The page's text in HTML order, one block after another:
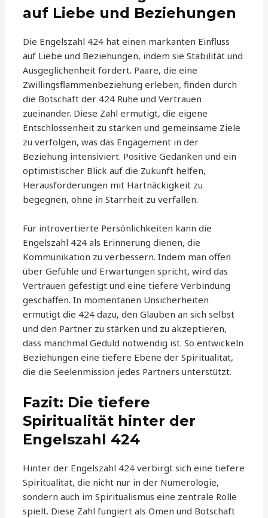
auf Liebe und Beziehungen
Die Engelszahl 424 hat einen markanten Einfluss
auf Liebe und Beziehungen, indem sie Stabilität und
Ausgeglichenheit fördert. Paare, die eine
Zwillingsflammenbeziehung erleben, finden durch
die Botschaft der 424 Ruhe und Vertrauen
zueinander. Diese Zahl ermutigt, die eigene
Entschlossenheit zu stärken und gemeinsame Ziele
zu verfolgen, was das Engagement in der
Beziehung intensiviert. Positive Gedanken und ein
optimistischer Blick auf die Zukunft helfen,
Herausforderungen mit Hartnäckigkeit zu
begegnen, ohne in Starrheit zu verfallen.
Für introvertierte Persönlichkeiten kann die
Engelszahl 424 als Erinnerung dienen, die
Kommunikation zu verbessern. Indem man offen
über Gefühle und Erwartungen spricht, wird das
Vertrauen gefestigt und eine tiefere Verbindung
geschaffen. In momentanen Unsicherheiten
ermutigt die 424 dazu, den Glauben an sich selbst
und den Partner zu stärken und zu akzeptieren,
dass manchmal Geduld notwendig ist. So entwickeln
Beziehungen eine tiefere Ebene der Spiritualität,
die die Seelenmission jedes Partners unterstützt.
Fazit: Die tiefere
Spiritualität hinter der
Engelszahl 424
Hinter der Engelszahl 424 verbirgt sich eine tiefere
Spiritualität, die nicht nur in der Numerologie,
sondern auch im Spiritualismus eine zentrale Rolle
spielt. Diese Zahl fungiert als Omen und Botschaft